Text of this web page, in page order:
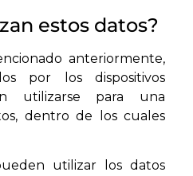
estos datos?
anteriormente,
por los dispositivos
utilizarse para una
dentro de los cuales
utilizar los datos